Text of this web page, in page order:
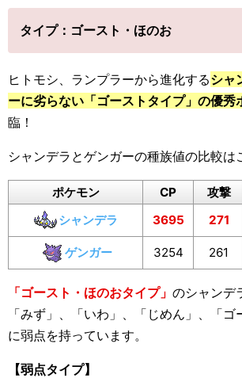
タイプ：ゴースト・ほのお
ヒトモシ、ランプラーから進化するシャ
ーに劣らない「ゴーストタイプ」の優秀
臨！
シャンデラとゲンガーの種族値の比較は
ポケモン CP 攻撃
シャンデラ
3695 271
ゲンガー 3254 261
「ゴースト・ほのおタイプ」 のシャンデ
「みず」、「いわ」、「じめん」、「
に弱点を持っています。
【弱点タイプ】